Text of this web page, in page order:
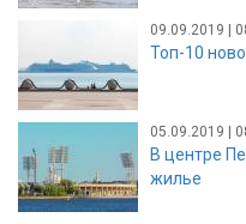
09.09.2019 |
Топ-10
05.09.2019 |
В центре
жилье